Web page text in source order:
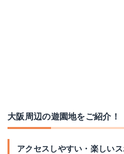
大阪周辺の遊園地をご紹介！
アクセスしやすい・楽しい